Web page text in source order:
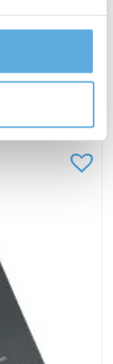
hur du